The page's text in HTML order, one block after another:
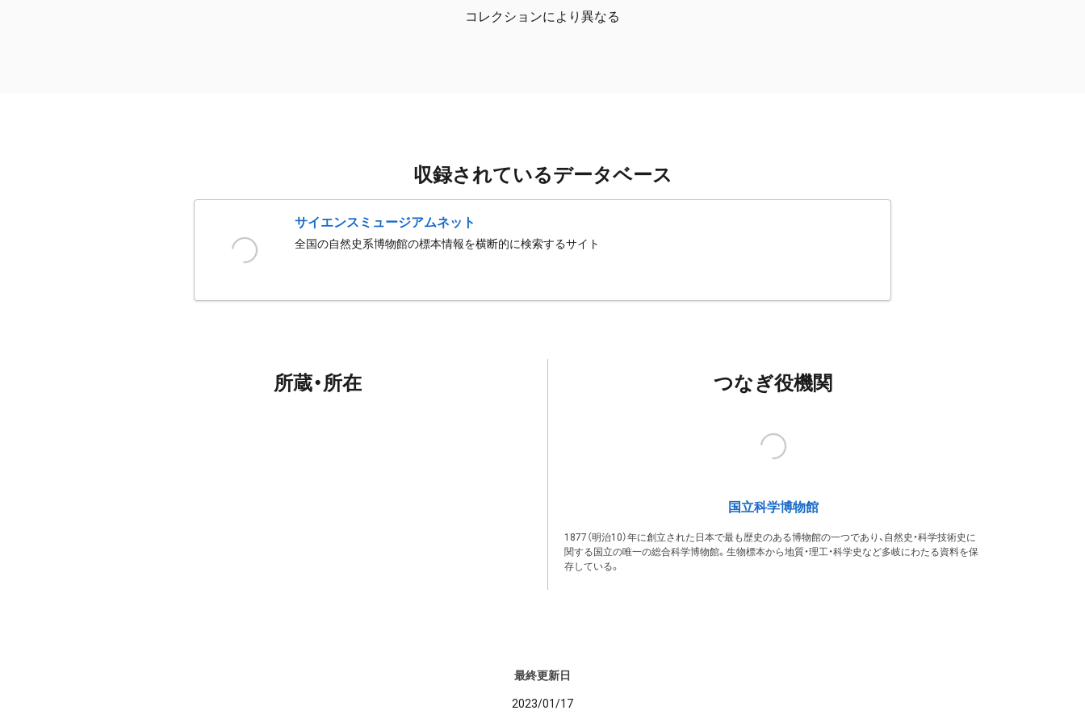
コレクションにより異なる
収録されているデータベース
サイエンスミュージアムネット
全国の自然史系博物館の標本情報を横断的に検索するサイト
所蔵・所在 つなぎ役機関
国立科学博物館
1877（明治10）年に創立された日本で最も歴史のある博物館の一つであり、自然史・科学技術史に
関する国立の唯一の総合科学博物館。生物標本から地質・理工・科学史など多岐にわたる資料を保
存している。
最終更新日
2023/01/17